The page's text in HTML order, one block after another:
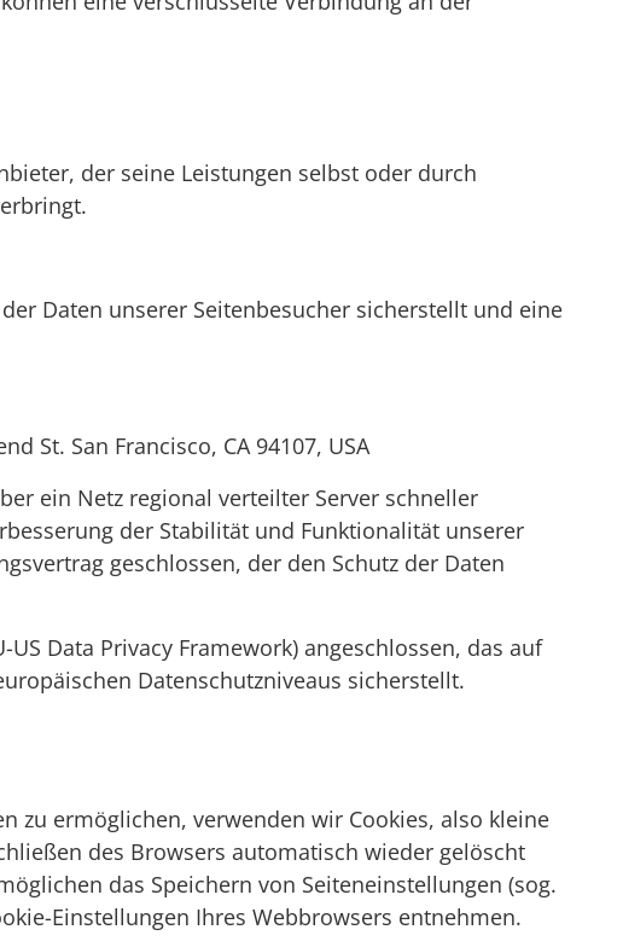
der seine Leistungen selbst oder durch
Daten unserer Seitenbesucher sicherstellt und eine
St. San Francisco, CA 94107, USA
ein Netz regional verteilter Server schneller
der Stabilität und Funktionalität unserer
geschlossen, der den Schutz der Daten
Data Privacy Framework) angeschlossen, das auf
Datenschutzniveaus sicherstellt.
zu ermöglichen, verwenden wir Cookies, also kleine
des Browsers automatisch wieder gelöscht
das Speichern von Seiteneinstellungen (sog.
Einstellungen Ihres Webbrowsers entnehmen.